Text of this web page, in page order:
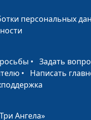
Александр
Елена
персональных
• Задать
• Написать
Ангела»